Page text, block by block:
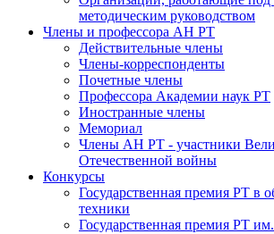
методическим руководством
Члены и профессора АН РТ
Действительные члены
Члены-корреспонденты
Почетные члены
Профессора Академии наук РТ
Иностранные члены
Мемориал
Члены АН РТ - участники
Отечественной войны
Конкурсы
Государственная премия РТ в
техники
Государственная премия РТ